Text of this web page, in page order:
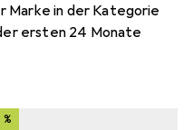
Marke in der Kategorie
ersten 24 Monate
%